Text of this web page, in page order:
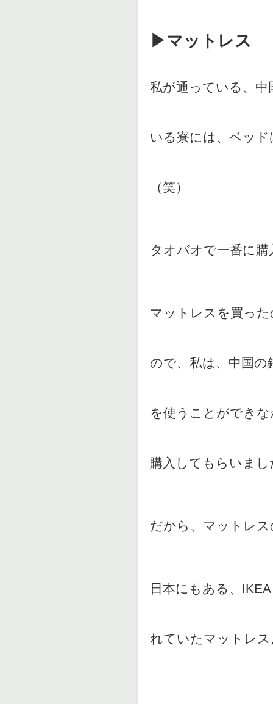
▶︎マットレス
私が通っている、中
いる寮には、ベッ
（笑）
タオバオで一番に
マットレスを買っ
ので、私は、中国の
を使うことができ
購入してもらいまし
だから、マットレ
日本にもある、
れていたマットレ